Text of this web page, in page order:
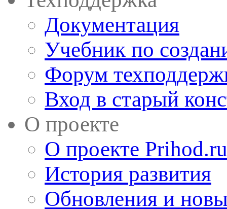
Документация
Учебник по
Форум
Вход в старый
О проекте
О проекте Prihod.ru
История развития
Обновления и